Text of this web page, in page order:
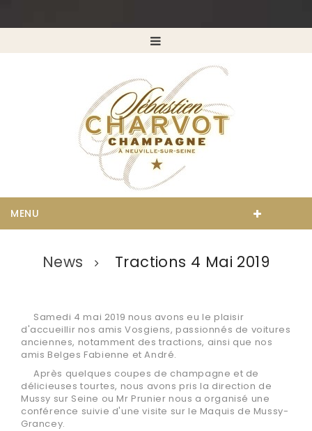
MENU
News Tractions 4 Mai 2019
Samedi 4 mai 2019 nous avons eu le plaisir
d'accueillir nos amis Vosgiens, passionnés de voitures
anciennes, notamment des tractions, ainsi que nos
amis Belges Fabienne et André.
Après quelques coupes de champagne et de
délicieuses tourtes, nous avons pris la direction de
Mussy sur Seine ou Mr Prunier nous a organisé une
conférence suivie d'une visite sur le Maquis de Mussy-
Grancey.